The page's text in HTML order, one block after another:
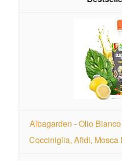
Albagarden - Olio
Cocciniglia, Afidi, Mosca